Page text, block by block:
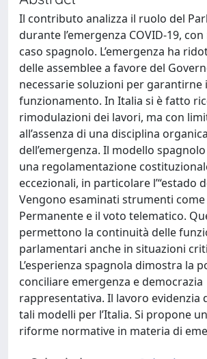
Il contributo analizza il ruolo del
durante l’emergenza COVID-19,
caso spagnolo. L’emergenza ha
delle assemblee a favore del
necessarie soluzioni per garantirne
funzionamento. In Italia si è fatto
rimodulazioni dei lavori, ma con
all’assenza di una disciplina organica
dell’emergenza. Il modello
una regolamentazione
eccezionali, in particolare l’“estado
Vengono esaminati strumenti
Permanente e il voto telematico.
permettono la continuità delle
parlamentari anche in situazioni
L’esperienza spagnola dimostra la
conciliare emergenza e democrazia
rappresentativa. Il lavoro evidenzia
tali modelli per l’Italia. Si propone
riforme normative in materia di